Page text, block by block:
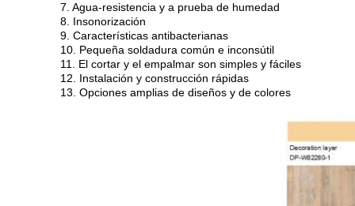
7. Agua-resistencia y a prueba de humedad
8. Insonorización
9. Características antibacterianas
10. Pequeña soldadura común e inconsútil
11. El cortar y el empalmar son simples y fáciles
12. Instalación y construcción rápidas
13. Opciones amplias de diseños y de colores